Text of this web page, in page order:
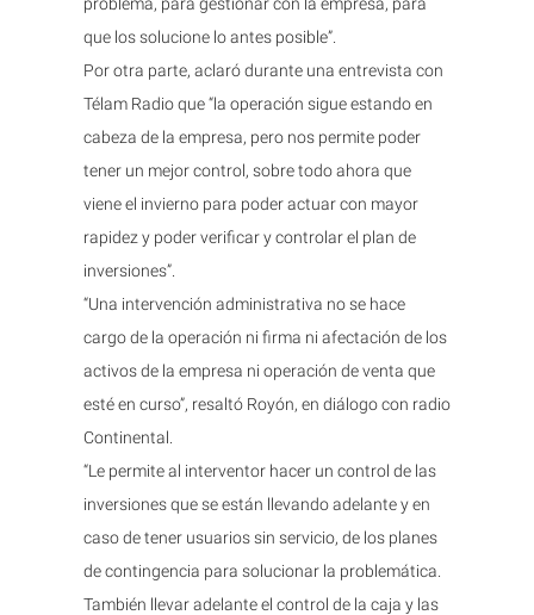
que los solucione lo antes posible”.
Por otra parte, aclaró durante una entrevista con
Télam Radio que “la operación sigue estando en
cabeza de la empresa, pero nos permite poder
tener un mejor control, sobre todo ahora que
viene el invierno para poder actuar con mayor
rapidez y poder verificar y controlar el plan de
inversiones”.
“Una intervención administrativa no se hace
cargo de la operación ni firma ni afectación de los
activos de la empresa ni operación de venta que
esté en curso”, resaltó Royón, en diálogo con radio
Continental.
“Le permite al interventor hacer un control de las
inversiones que se están llevando adelante y en
caso de tener usuarios sin servicio, de los planes
de contingencia para solucionar la problemática.
También llevar adelante el control de la caja y las